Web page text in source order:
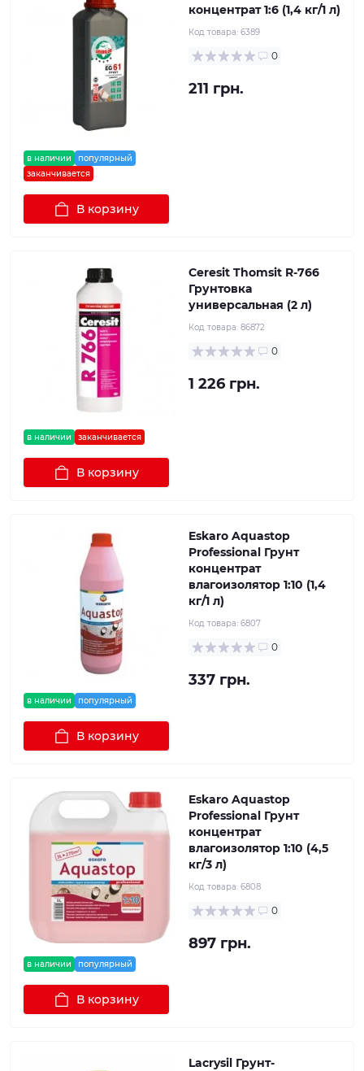
в наличии
популярный
заканчивается
концентрат 1:6 (1,4 кг/1 л)
Код товара: 6389
0
211 грн.
В корзину
в наличии заканчивается
Ceresit Thomsit R-766
Грунтовка
универсальная (2 л)
Код товара: 86872
0
1 226 грн.
В корзину
в наличии популярный
Eskaro Aquastop
Professional Грунт
концентрат
влагоизолятор 1:10 (1,4
кг/1 л)
Код товара: 6807
0
337 грн.
В корзину
в наличии популярный
Eskaro Aquastop
Professional Грунт
концентрат
влагоизолятор 1:10 (4,5
кг/3 л)
Код товара: 6808
0
897 грн.
В корзину
Lacrysil Грунт-